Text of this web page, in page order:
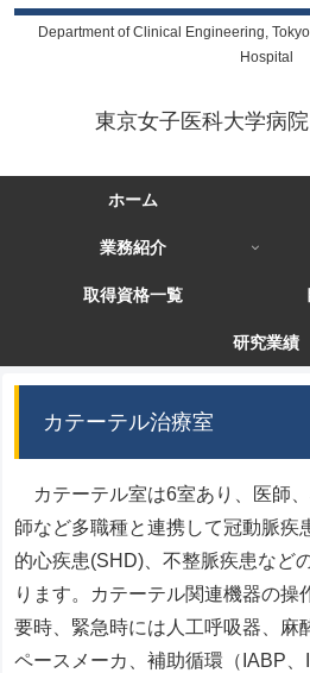
Department of Clinical Engineering,
Hospital
東京女子医科大学病
ホーム
業務紹介
取得資格一覧
研究業績
カテーテル治療室
カテーテル室は6室あり、医師
師など多職種と連携して冠動脈疾
的心疾患(SHD)、不整脈疾患など
ります。カテーテル関連機器の操
要時、緊急時には人工呼吸器、麻
ペースメーカ、補助循環（IABP